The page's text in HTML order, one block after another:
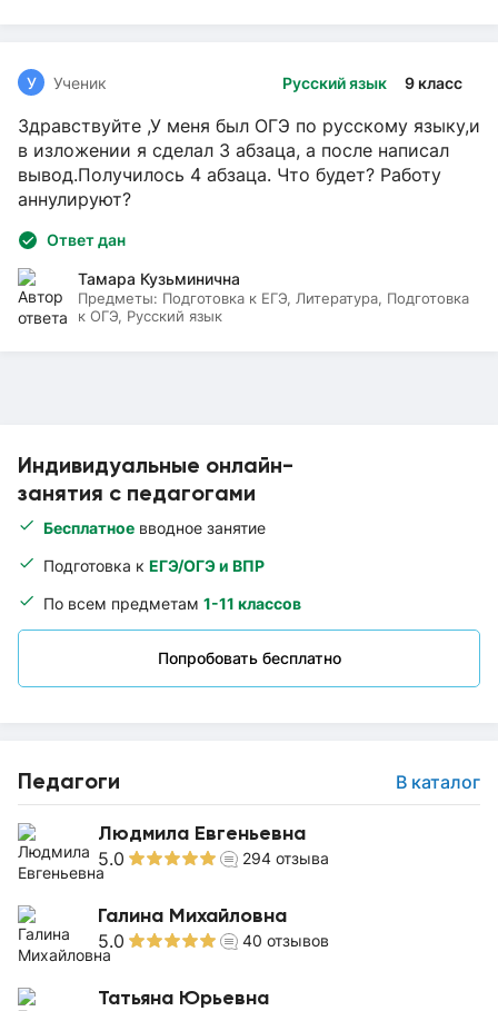
Индивидуальные онлайн-
занятия с педагогами
Бесплатное вводное занятие
Подготовка к ЕГЭ/ОГЭ и ВПР
По всем предметам 1-11 классов
Попробовать бесплатно
Педагоги В каталог
Людмила Евгеньевна
5.0 294 отзыва
Галина Михайловна
5.0 40 отзывов
Татьяна Юрьевна
Русский язык 9 класс
У Ученик
Здравствуйте ,У меня был ОГЭ по русскому языку,и
в изложении я сделал 3 абзаца, а после написал
вывод.Получилось 4 абзаца. Что будет? Работу
аннулируют?
Ответ дан
Тамара Кузьминична
Предметы: Подготовка к ЕГЭ, Литература, Подготовка
к ОГЭ, Русский язык